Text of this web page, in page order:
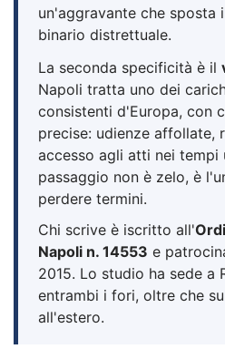
un'aggravante che sposta
binario distrettuale.
La seconda specificità è il
Napoli tratta uno dei
consistenti d'Europa, con
precise: udienze affollate,
accesso agli atti nei tempi
passaggio non è zelo, è
perdere termini.
Chi scrive è iscritto all'
Napoli n. 14553 e
2015. Lo studio ha sede a
entrambi i fori, oltre che
all'estero.